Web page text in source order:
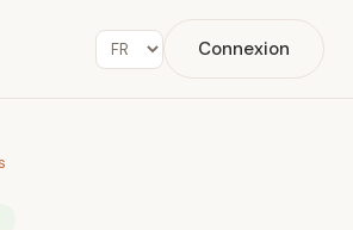
Connexion